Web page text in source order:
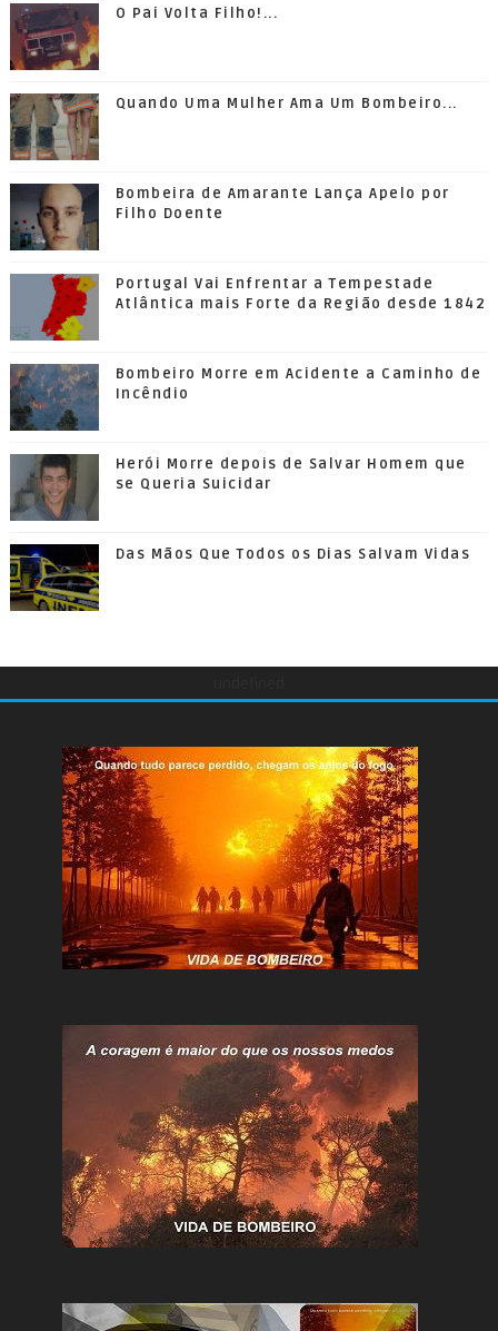
O Pai Volta Filho!...
Quando Uma Mulher Ama Um Bombeiro...
Bombeira de Amarante Lança Apelo por
Filho Doente
Portugal Vai Enfrentar a Tempestade
Atlântica mais Forte da Região desde 1842
Bombeiro Morre em Acidente a Caminho de
Incêndio
Herói Morre depois de Salvar Homem que
se Queria Suicidar
Das Mãos Que Todos os Dias Salvam Vidas